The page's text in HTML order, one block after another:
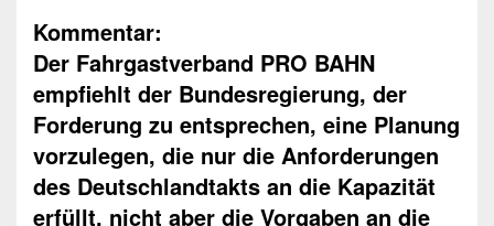
Kommentar:
Der Fahrgastverband PRO BAHN
empfiehlt der Bundesregierung, der
Forderung zu entsprechen, eine Planung
vorzulegen, die nur die Anforderungen
des Deutschlandtakts an die Kapazität
erfüllt, nicht aber die Vorgaben an die